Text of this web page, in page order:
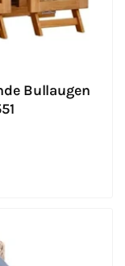
Bullaugen